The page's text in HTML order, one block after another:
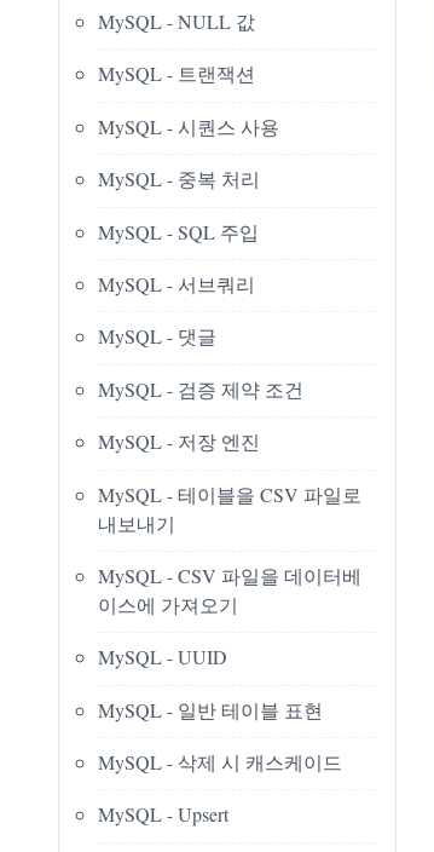
MySQL - NULL 값
MySQL - 트랜잭션
MySQL - 시퀀스 사용
MySQL - 중복 처리
MySQL - SQL 주입
MySQL - 서브쿼리
MySQL - 댓글
MySQL - 검증 제약 조건
MySQL - 저장 엔진
MySQL - 테이블을 CSV 파일로
내보내기
MySQL - CSV 파일을 데이터베
이스에 가져오기
MySQL - UUID
MySQL - 일반 테이블 표현
MySQL - 삭제 시 캐스케이드
MySQL - Upsert